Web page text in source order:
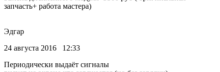
запчасть+ работа мастера)
Эдгар
24 августа 2016 12:33
Периодически выдаёт сигналы